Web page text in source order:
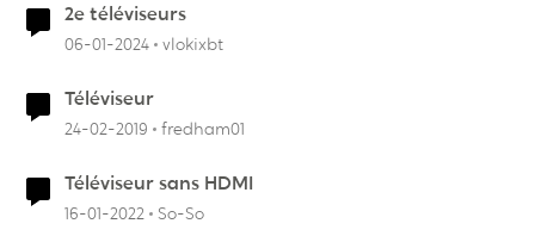
2e téléviseurs
06-01-2024 vlokixbt
Téléviseur
24-02-2019 fredham01
Téléviseur sans HDMI
16-01-2022 So-So